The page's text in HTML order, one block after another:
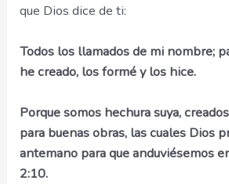
que Dios dice de ti:
Todos los llamados de mi nombre;
he creado, los formé y los hice.
Porque somos hechura suya,
para buenas obras, las cuales Dios
antemano para que anduviésemos
2:10.